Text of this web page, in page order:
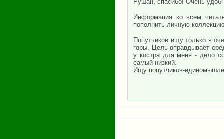
Рушан, спасибо! Очень
Информация ко всем
пополнить личную
Попутчиков ищу только в
горы. Цель оправдывает
у костра для меня - дело
самый низкий.
Ищу попутчиков-